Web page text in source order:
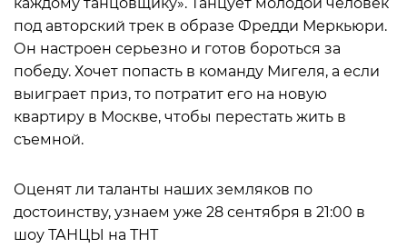
под авторский трек в образе Фредди Меркьюри.
Он настроен серьезно и готов бороться за
победу. Хочет попасть в команду Мигеля, а если
выиграет приз, то потратит его на новую
квартиру в Москве, чтобы перестать жить в
съемной.
Оценят ли таланты наших земляков по
достоинству, узнаем уже 28 сентября в 21:00 в
шоу ТАНЦЫ на ТНТ